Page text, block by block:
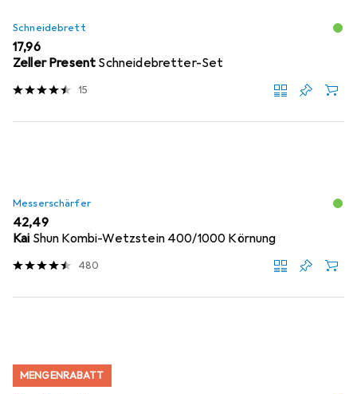
Schneidebrett
EUR
17,96
Zeller Present Schneidebretter-Set
15
Messerschärfer
EUR
42,49
Kai Shun Kombi-Wetzstein 400/1000 Körnung
480
MENGENRABATT